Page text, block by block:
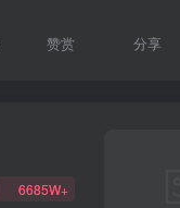
赞赏 分享
6685W+